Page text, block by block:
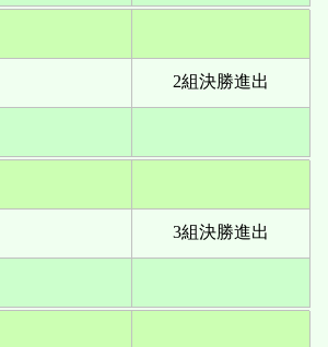
2組決勝進出
3組決勝進出